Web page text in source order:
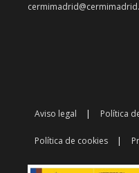
Aviso legal Política
Política de cookies